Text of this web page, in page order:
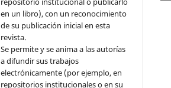
en un libro), con un reconocimiento
de su publicación inicial en esta
revista.
Se permite y se anima a las autorías
a difundir sus trabajos
electrónicamente (por ejemplo, en
repositorios institucionales o en su